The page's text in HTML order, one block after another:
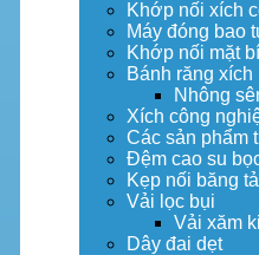
Khớp nối xích
Máy đóng bao
Khớp nối mặt
Bánh răng xích
Nhông
Xích công
Các sản phẩm
Đệm cao su
Kẹp nối băng
Vải lọc bụi
Vải xăm
Dây đai dẹt